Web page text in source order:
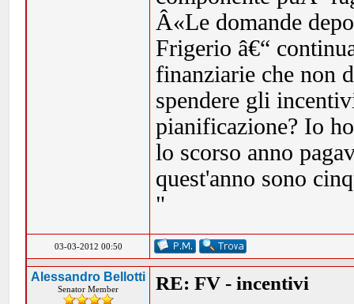
Â«Le domande
Frigerio â€“
finanziarie che non
spendere gli
pianificazione? Io
lo scorso anno
quest'anno sono
"
03-03-2012 00:50
Alessandro Bellotti
Senator Member RE: FV - incentivi